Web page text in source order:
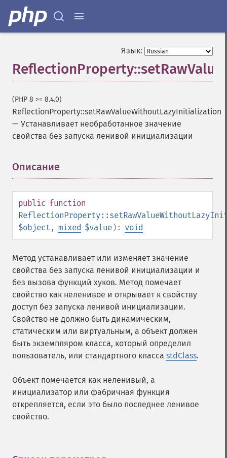
Язык:
(PHP 8 >= 8.4.0)
ReflectionProperty::setRawValueWithoutLazyInitialization
— Устанавливает необработанное значение
свойства без запуска ленивой инициализации
Описание
public function
$object , mixed $value): void
Метод устанавливает или изменяет значение
свойства без запуска ленивой инициализации и
без вызова функций хуков. Метод помечает
свойство как неленивое и открывает к свойству
доступ без запуска ленивой инициализации.
Свойство не должно быть динамическим,
статическим или виртуальным, а объект должен
быть экземпляром класса, который определил
пользователь, или стандартного класса stdClass.
Объект помечается как неленивый, а
инициализатор или фабричная функция
открепляется, если это было последнее ленивое
свойство.